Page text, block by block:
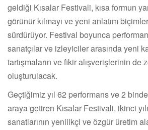
geldiği Kısalar Festivali, kısa formun
görünür kılmayı ve yeni anlatım
sürdürüyor. Festival boyunca
sanatçılar ve izleyiciler arasında yeni
tartışmaların ve fikir alışverişlerinin de
oluşturulacak.
Geçtiğimiz yıl 62 performans ve 2
araya getiren Kısalar Festivali, ikinci
sanatlarının yenilikçi ve özgür üretim